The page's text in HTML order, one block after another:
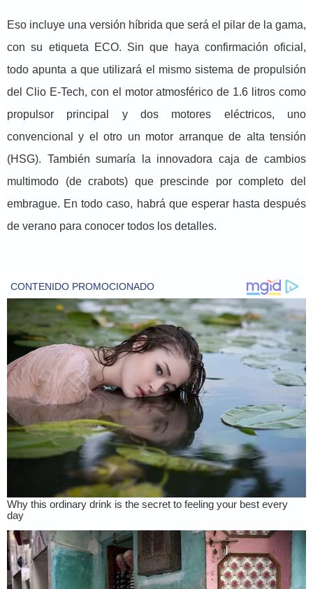
Eso incluye una versión híbrida que será el pilar de la gama,
con su etiqueta ECO. Sin que haya confirmación oficial,
todo apunta a que utilizará el mismo sistema de propulsión
del Clio E-Tech, con el motor atmosférico de 1.6 litros como
propulsor principal y dos motores eléctricos, uno
convencional y el otro un motor arranque de alta tensión
(HSG). También sumaría la innovadora caja de cambios
multimodo (de crabots) que prescinde por completo del
embrague. En todo caso, habrá que esperar hasta después
de verano para conocer todos los detalles.